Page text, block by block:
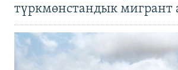
түркмөнстандык мигрант